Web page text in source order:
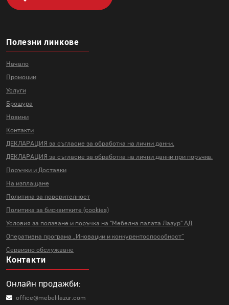
Полезни линкове
Начало
Промоции
Услуги
Брошура
Новини
Контакти
ДЕКЛАРАЦИЯ за съгласие за обработка на лични данни.
ДЕКЛАРАЦИЯ за съгласие за обработка на лични данни при поръчка.
Поръчки и Доставки
На изплащане
Политика за поверителност
Политика за бисквитките (cookies)
Условия за ползване и поръчка на "Мебелна палата Лазур" АД
Оперативна програма „Иновации и конкурентоспособност“
Сервизно обслужване
Контакти
Онлайн продажби:
office@mebelilazur.com